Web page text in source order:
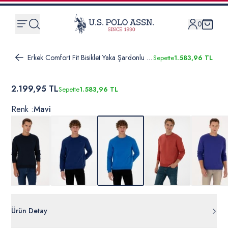
0
Erkek Comfort Fit Bisiklet Yaka Şardonlu Saks Basic SweatshirtSepette1.583,96 TL
2.199,95 TLSepette1.583,96 TL
Renk :Mavi
Ürün Detay